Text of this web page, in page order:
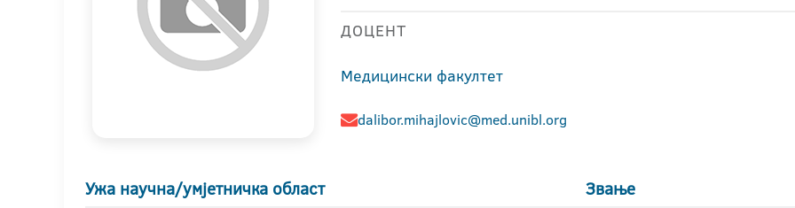
ДОЦЕНТ
Медицински факултет
dalibor.mihajlovic@med.unibl.org
Ужа научна/умјетничка област Звање